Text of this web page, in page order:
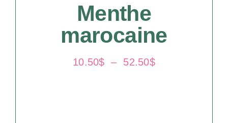
Menthe
marocaine
10.50$ – 52.50$Plage